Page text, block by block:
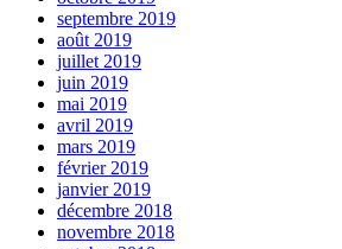
septembre 2019
août 2019
juillet 2019
juin 2019
mai 2019
avril 2019
mars 2019
février 2019
janvier 2019
décembre 2018
novembre 2018